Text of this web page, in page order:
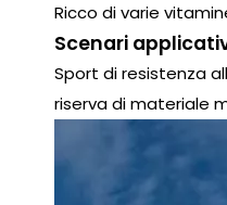
Ricco di varie
Scenari
Sport di resistenza
riserva di materiale